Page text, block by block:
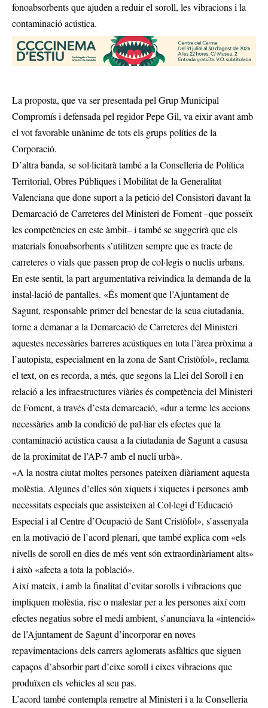
fonoabsorbents que ajuden a reduir el soroll, les vibracions i la
contaminació acústica.
La proposta, que va ser presentada pel Grup Municipal
Compromís i defensada pel regidor Pepe Gil, va eixir avant amb
el vot favorable unànime de tots els grups polítics de la
Corporació.
D’altra banda, se sol·licitarà també a la Conselleria de Política
Territorial, Obres Públiques i Mobilitat de la Generalitat
Valenciana que done suport a la petició del Consistori davant la
Demarcació de Carreteres del Ministeri de Foment –que posseïx
les competències en este àmbit– i també se suggerirà que els
materials fonoabsorbents s’utilitzen sempre que es tracte de
carreteres o vials que passen prop de col·legis o nuclis urbans.
En este sentit, la part argumentativa reivindica la demanda de la
instal·lació de pantalles. «És moment que l’Ajuntament de
Sagunt, responsable primer del benestar de la seua ciutadania,
torne a demanar a la Demarcació de Carreteres del Ministeri
aquestes necessàries barreres acústiques en tota l’àrea pròxima a
l’autopista, especialment en la zona de Sant Cristòfol», reclama
el text, on es recorda, a més, que segons la Llei del Soroll i en
relació a les infraestructures viàries és competència del Ministeri
de Foment, a través d’esta demarcació, «dur a terme les accions
necessàries amb la condició de pal·liar els efectes que la
contaminació acústica causa a la ciutadania de Sagunt a casusa
de la proximitat de l’AP-7 amb el nucli urbà».
«A la nostra ciutat moltes persones pateixen diàriament aquesta
molèstia. Algunes d’elles són xiquets i xiquetes i persones amb
necessitats especials que assisteixen al Col·legi d’Educació
Especial i al Centre d’Ocupació de Sant Cristòfol», s’assenyala
en la motivació de l’acord plenari, que també explica com «els
nivells de soroll en dies de més vent són extraordinàriament alts»
i això «afecta a tota la població».
Així mateix, i amb la finalitat d’evitar sorolls i vibracions que
impliquen molèstia, risc o malestar per a les persones així com
efectes negatius sobre el medi ambient, s’anunciava la «intenció»
de l’Ajuntament de Sagunt d’incorporar en noves
repavimentacions dels carrers aglomerats asfàltics que siguen
capaços d’absorbir part d’eixe soroll i eixes vibracions que
produïxen els vehicles al seu pas.
L’acord també contempla remetre al Ministeri i a la Conselleria